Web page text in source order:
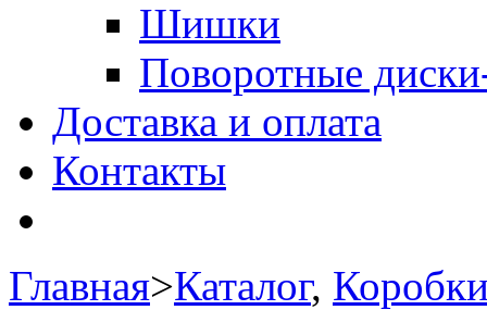
Шишки
Поворотные
Доставка и оплата
Контакты
Главная>Каталог,